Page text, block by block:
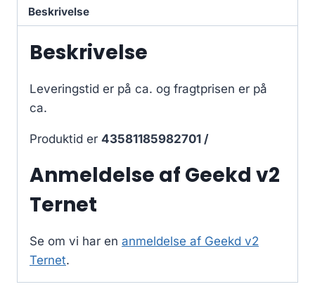
Beskrivelse
Beskrivelse
Leveringstid er på ca. og fragtprisen er på
ca.
Produktid er 43581185982701 /
Anmeldelse af Geekd v2
Ternet
Se om vi har en anmeldelse af Geekd v2
Ternet.